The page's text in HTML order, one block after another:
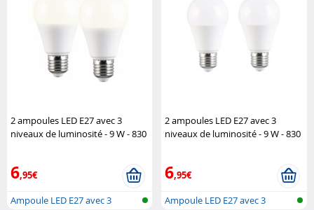
2 ampoules LED E27 avec 3
niveaux de luminosité - 9 W - 830
6,95€
Ampoule LED E27 avec 3
2 ampoules LED E27 avec 3
niveaux de luminosité - 9 W - 830
6,95€
Ampoule LED E27 avec 3